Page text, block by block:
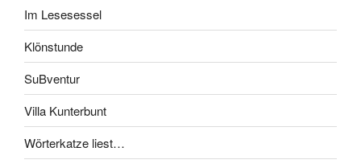
Im Lesesessel
Klönstunde
SuBventur
Villa Kunterbunt
Wörterkatze liest…